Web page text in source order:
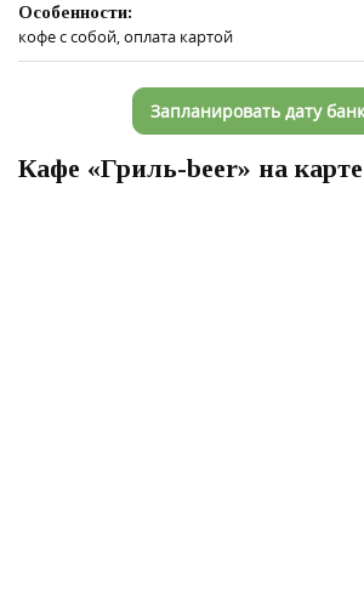
Особенности:
кофе с собой, оплата картой
Запланировать дату
Кафе «Гриль-beer» на